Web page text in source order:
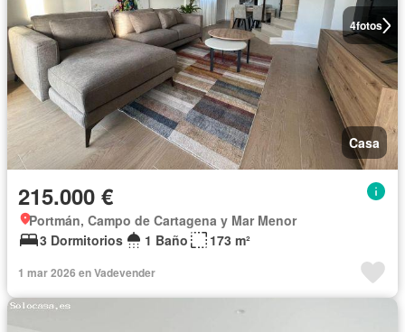
4fotos
Casa
215.000 €
Portmán, Campo de Cartagena y Mar Menor
3 Dormitorios
1 Baño 173 m²
1 mar 2026 en Vadevender